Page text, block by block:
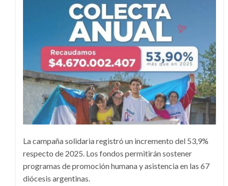
La campaña solidaria registró un incremento del 53,9%
respecto de 2025. Los fondos permitirán sostener
programas de promoción humana y asistencia en las 67
diócesis argentinas.